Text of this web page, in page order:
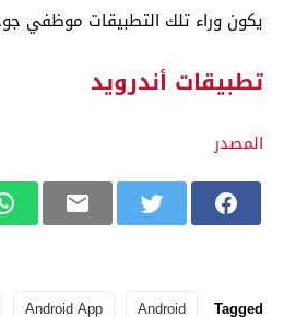
يكون وراء تلك التطبيقات موظفي
تطبيقات أندرويد
المصدر
Tagged
Android
Android App